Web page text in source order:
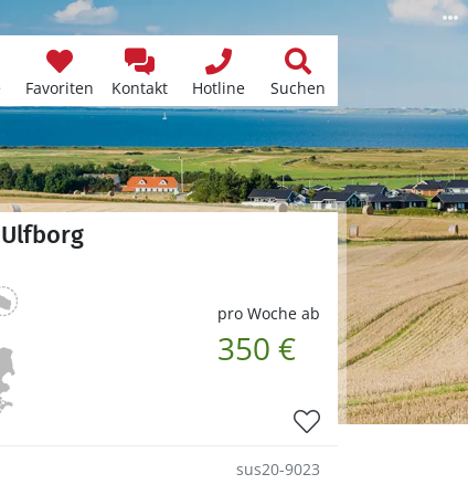
Favoriten Kontakt Hotline Suchen
pro Woche ab
350 €
sus20-9023